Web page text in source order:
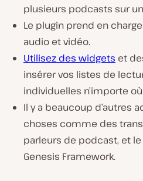
plusieurs podcasts sur
Le plugin prend en
audio et vidéo.
Utilisez des widgets et
insérer vos listes de
individuelles n’importe
Il y a beaucoup d’autres
choses comme des
parleurs de podcast, et
Genesis Framework.